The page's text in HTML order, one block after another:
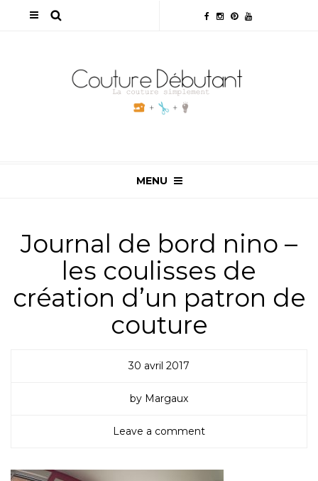
MENU
Journal de bord nino –
les coulisses de
création d’un patron de
couture
30 avril 2017
by Margaux
Leave a comment